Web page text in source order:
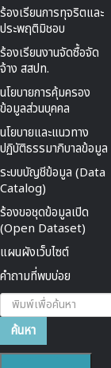
ร้องเรียนการทุจริตและ
ประพฤติมิชอบ
ร้องเรียนงานจัดซื้อจัด
จ้าง สสปท.
นโยบายการคุ้มครอง
ข้อมูลส่วนบุคคล
นโยบายและแนวทาง
ปฏิบัติธรรมาภิบาลข้อมูล
ระบบบัญชีข้อมูล (Data
Catalog)
ร้องขอชุดข้อมูลเปิด
(Open Dataset)
แผนผังเว็บไซต์
คำถามที่พบบ่อย
ค้นหา...
ค้นหา